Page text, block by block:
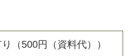
（500円（資料代））